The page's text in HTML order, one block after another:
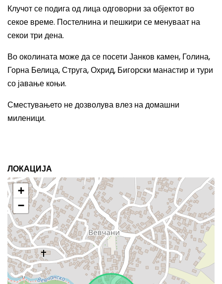
Клучот се подига од лица одговорни за објектот во
секое време. Постелнина и пешкири се менуваат на
секои три дена.
Во околината може да се посети Јанков камен, Голина,
Горна Белица, Струга, Охрид, Бигорски манастир и тури
со јавање коњи.
Сместувањето не дозволува влез на домашни
миленици.
ЛОКАЦИЈА
+
−